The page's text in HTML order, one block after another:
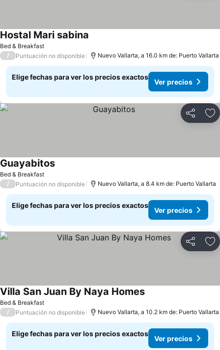
Bed & Breakfast
Hostal Mari sabina
/ Puntuación no disponible Nuevo Vallarta, a 16.0 km de: Puerto Vallarta
Elige fechas para ver los precios exactos
Ver precios
Compartir
Bed & Breakfast
GuayabitosVer precios
/ Puntuación no disponible Nuevo Vallarta, a 8.4 km de: Puerto Vallarta
Elige fechas para ver los precios exactos
Ver precios
Compartir
Bed & Breakfast
Villa San Juan By Naya HomesVer precios
/ Puntuación no disponible Nuevo Vallarta, a 10.2 km de: Puerto Vallarta
Elige fechas para ver los precios exactos
Ver precios